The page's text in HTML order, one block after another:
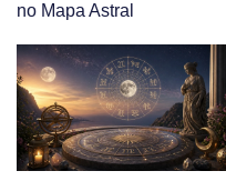
no Mapa Astral